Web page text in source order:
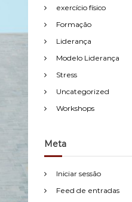
exercício físico
Formação
Liderança
Modelo Liderança
Stress
Uncategorized
Workshops
Meta
Iniciar sessão
Feed de entradas